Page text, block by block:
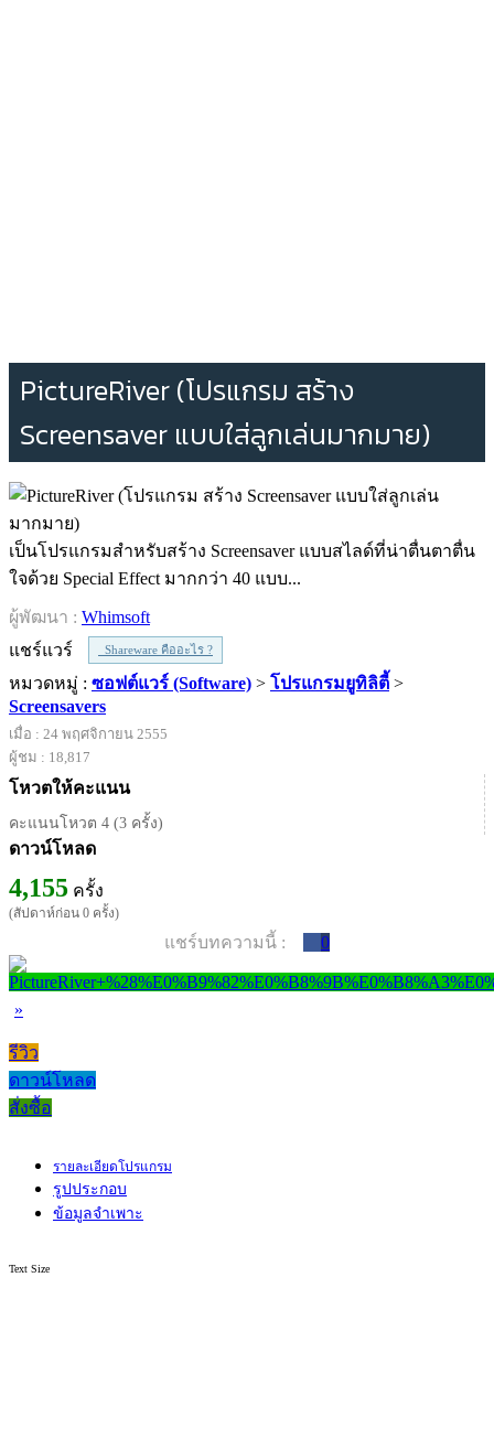
PictureRiver (โปรแกรม สร้าง
Screensaver แบบใส่ลูกเล่นมากมาย)
เป็นโปรแกรมสำหรับสร้าง Screensaver แบบสไลด์ที่น่าตื่นตาตื่น
ใจด้วย Special Effect มากกว่า 40 แบบ...
ผู้พัฒนา : Whimsoft
แชร์แวร์
Shareware คืออะไร ?
หมวดหมู่ : ซอฟต์แวร์ (Software) > โปรแกรมยูทิลิตี้ >
Screensavers
เมื่อ : 24 พฤศจิกายน 2555
ผู้ชม : 18,817
โหวตให้คะแนน
คะแนนโหวต 4 (3 ครั้ง)
ดาวน์โหลด
4,155 ครั้ง
(สัปดาห์ก่อน 0 ครั้ง)
แชร์บทความนี้ : 0
»
รีวิว
ดาวน์โหลด
สั่งซื้อ
รายละเอียดโปรแกรม
รูปประกอบ
ข้อมูลจำเพาะ
Text Size